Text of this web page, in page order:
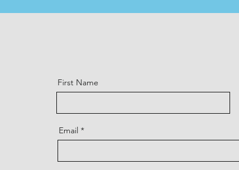
First Name
Email